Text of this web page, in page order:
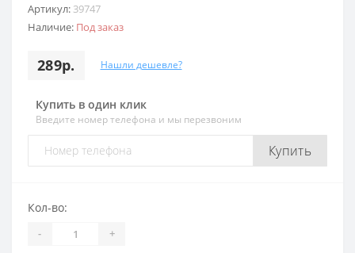
Артикул: 39747
Наличие: Под заказ
289р. Нашли дешевле?
Купить в один клик
Введите номер телефона и мы перезвоним
Купить
Кол-во:
- +